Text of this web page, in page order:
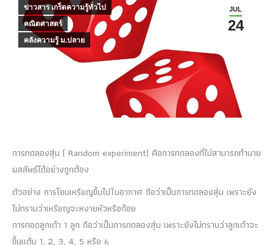
JUL
24
ข่าวสาร เกร็ดความรู้ทั่วไป
คณิตศาสตร์
คลังความรู้ ม.ปลาย
การทดลองสุ่ม ( Random experiment) คือการทดลองที่ไม่สามารถทำนาย
ผลลัพธ์ได้อย่างถูกต้อง
ตัวอย่าง การโยนเหรียญขึ้นไปในอากาศ ถือว่าเป็นการทดลองสุ่ม เพราะยัง
ไม่ทราบว่าเหรียญจะหงายหัวหรือก้อย
การทอดลูกเต๋า 1 ลูก ถือว่าเป็นการทดลองสุ่ม เพราะยังไม่ทราบว่าลูกเต๋าจะ
ขึ้นแต้ม 1, 2, 3, 4, 5 หรือ 6